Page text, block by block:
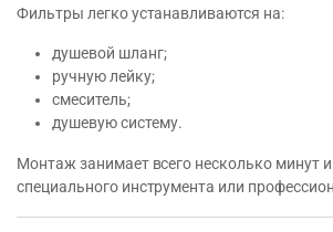
Фильтры легко устанавливаются на:
душевой шланг;
ручную лейку;
смеситель;
душевую систему.
Монтаж занимает всего несколько минут и
специального инструмента или